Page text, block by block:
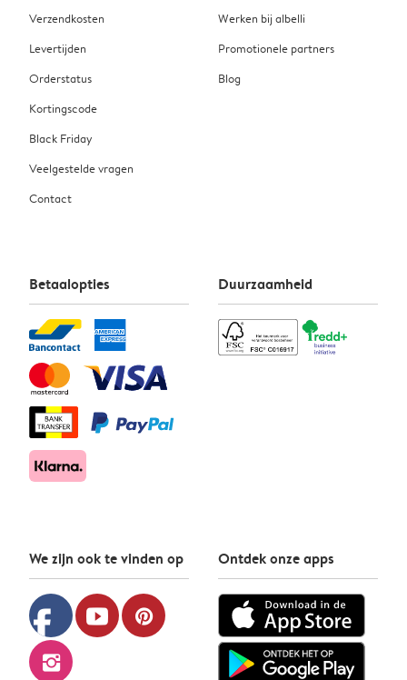
Verzendkosten
Levertijden
Orderstatus
Kortingscode
Black Friday
Veelgestelde vragen
Contact
Werken bij albelli
Promotionele partners
Blog
Betaalopties Duurzaamheid
We zijn ook te vinden op
facebook youtube pinterest
instagram
Ontdek onze apps